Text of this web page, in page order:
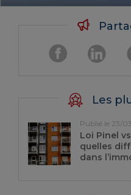
Les
Publié le 23/
Loi Pinel
quelles
dans